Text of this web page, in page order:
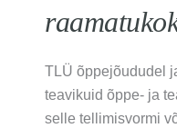
TLÜ õppejõududel
teavikuid õppe- ja
selle tellimisvormi